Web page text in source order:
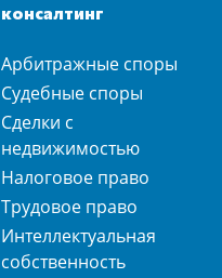
консалтинг
Арбитражные споры
Судебные споры
Сделки с
недвижимостью
Налоговое право
Трудовое право
Интеллектуальная
собственность